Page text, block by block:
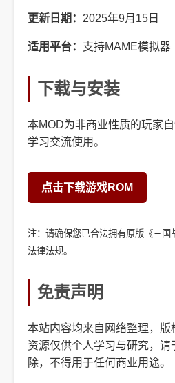
更新日期： 2025年9月15日
适用平台： 支持MAME模拟器
下载与安装
本MOD为非商业性质的玩家
学习交流使用。
点击下载游戏ROM
注：请确保您已合法拥有原版《三国
法律法规。
免责声明
本站内容均来自网络整理，版
资源仅供个人学习与研究，请
除，不得用于任何商业用途。